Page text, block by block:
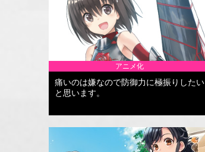
アニメ化
痛いのは嫌なので防御力に極振りしたい
と思います。